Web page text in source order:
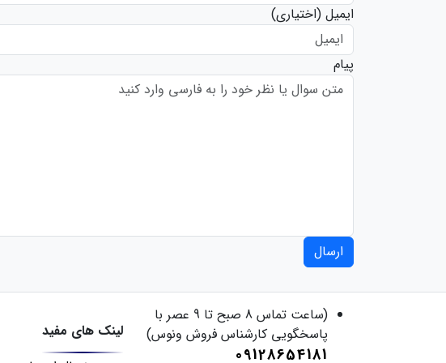
ایمیل (اختیاری)
پیام
ارسال
(ساعت تماس 8 صبح تا 9 عصر با
پاسخگویی کارشناس فروش ونوس)
09128654181
لینک های مفید